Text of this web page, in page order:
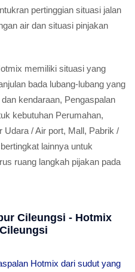
pertinggian situasi jalan
air dan situasi pinjakan
memiliki situasi yang
bada lubang-lubang yang
kendaraan, Pengaspalan
kebutuhan Perumahan,
Udara / Air port, Mall, Pabrik /
lainnya untuk
ruang langkah pijakan pada
Cileungsi - Hotmix
Hotmix dari sudut yang